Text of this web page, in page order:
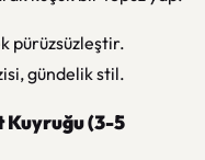
pürüzsüzleştir.
gündelik stil.
(3-5